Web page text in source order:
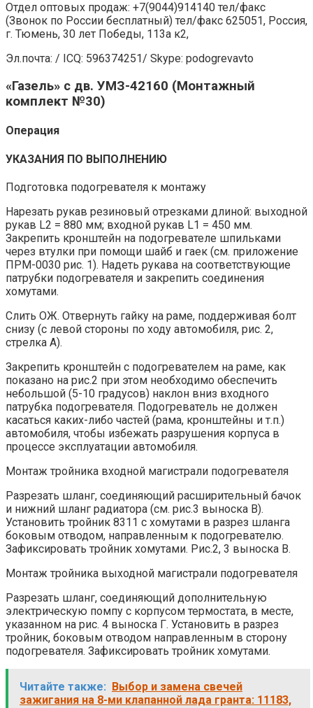
Отдел оптовых продаж: +7(9044)914140 тел/факс
(Звонок по России бесплатный) тел/факс 625051, Россия,
г. Тюмень, 30 лет Победы, 113а к2,
Эл.почта: / ICQ: 596374251/ Skype: podogrevavto
«Газель» с дв. УМЗ-42160 (Монтажный
комплект №30)
Операция
УКАЗАНИЯ ПО ВЫПОЛНЕНИЮ
Подготовка подогревателя к монтажу
Нарезать рукав резиновый отрезками длиной: выходной
рукав L2 = 880 мм; входной рукав L1 = 450 мм.
Закрепить кронштейн на подогревателе шпильками
через втулки при помощи шайб и гаек (см. приложение
ПРМ-0030 рис. 1). Надеть рукава на соответствующие
патрубки подогревателя и закрепить соединения
хомутами.
Слить ОЖ. Отвернуть гайку на раме, поддерживая болт
снизу (с левой стороны по ходу автомобиля, рис. 2,
стрелка А).
Закрепить кронштейн с подогревателем на раме, как
показано на рис.2 при этом необходимо обеспечить
небольшой (5-10 градусов) наклон вниз входного
патрубка подогревателя. Подогреватель не должен
касаться каких-либо частей (рама, кронштейны и т.п.)
автомобиля, чтобы избежать разрушения корпуса в
процессе эксплуатации автомобиля.
Монтаж тройника входной магистрали подогревателя
Разрезать шланг, соединяющий расширительный бачок
и нижний шланг радиатора (см. рис.3 выноска В).
Установить тройник 8311 с хомутами в разрез шланга
боковым отводом, направленным к подогревателю.
Зафиксировать тройник хомутами. Рис.2, 3 выноска В.
Монтаж тройника выходной магистрали подогревателя
Разрезать шланг, соединяющий дополнительную
электрическую помпу с корпусом термостата, в месте,
указанном на рис. 4 выноска Г. Установить в разрез
тройник, боковым отводом направленным в сторону
подогревателя. Зафиксировать тройник хомутами.
Читайте также: Выбор и замена свечей
зажигания на 8-ми клапанной лада гранта: 11183,